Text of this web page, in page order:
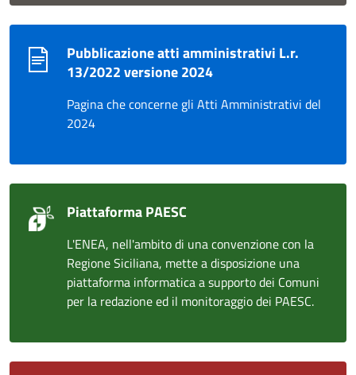
Pubblicazione atti amministrativi L.r.
13/2022 versione 2024
Pagina che concerne gli Atti Amministrativi del
2024
Piattaforma PAESC
L'ENEA, nell'ambito di una convenzione con la
Regione Siciliana, mette a disposizione una
piattaforma informatica a supporto dei Comuni
per la redazione ed il monitoraggio dei PAESC.